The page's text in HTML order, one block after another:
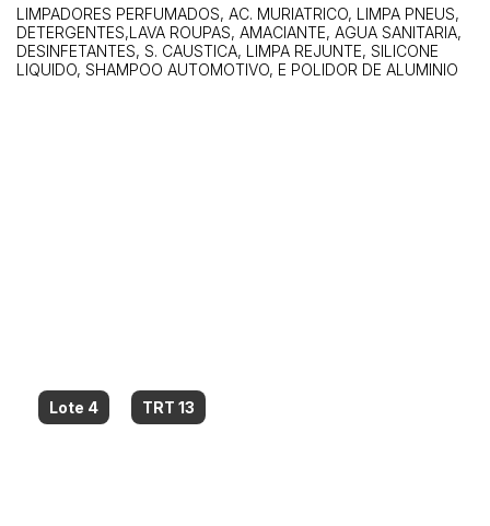
LIMPADORES PERFUMADOS, AC. MURIATRICO, LIMPA PNEUS,
DETERGENTES,LAVA ROUPAS, AMACIANTE, AGUA SANITARIA,
DESINFETANTES, S. CAUSTICA, LIMPA REJUNTE, SILICONE
LIQUIDO, SHAMPOO AUTOMOTIVO, E POLIDOR DE ALUMINIO
Lote 4 TRT 13